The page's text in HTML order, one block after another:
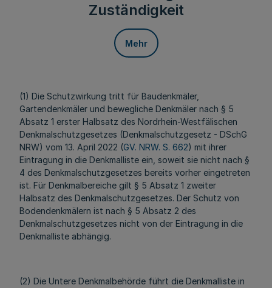
Zuständigkeit
Mehr
(1) Die Schutzwirkung tritt für Baudenkmäler,
Gartendenkmäler und bewegliche Denkmäler nach § 5
Absatz 1 erster Halbsatz des Nordrhein-Westfälischen
Denkmalschutzgesetzes (Denkmalschutzgesetz - DSchG
NRW) vom 13. April 2022 (GV. NRW. S. 662) mit ihrer
Eintragung in die Denkmalliste ein, soweit sie nicht nach §
4 des Denkmalschutzgesetzes bereits vorher eingetreten
ist. Für Denkmalbereiche gilt § 5 Absatz 1 zweiter
Halbsatz des Denkmalschutzgesetzes. Der Schutz von
Bodendenkmälern ist nach § 5 Absatz 2 des
Denkmalschutzgesetzes nicht von der Eintragung in die
Denkmalliste abhängig.
(2) Die Untere Denkmalbehörde führt die Denkmalliste in